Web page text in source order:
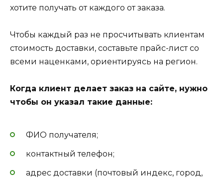
хотите получать от каждого от заказа.
Чтобы каждый раз не просчитывать клиентам
стоимость доставки, составьте прайс-лист со
всеми наценками, ориентируясь на регион.
Когда клиент делает заказ на сайте, нужно
чтобы он указал такие данные:
ФИО получателя;
контактный телефон;
адрес доставки (почтовый индекс, город,